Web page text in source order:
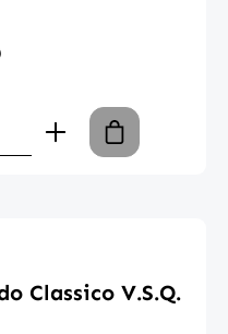
Gib den
Classico V.S.Q.